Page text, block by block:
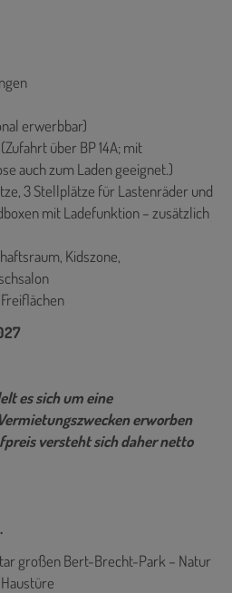
erwerbbar)
über BP 14A; mit
auch zum Laden geeignet.)
3 Stellplätze für Lastenräder und
mit Ladefunktion – zusätzlich
Kidszone,
es sich um eine
erworben
versteht sich daher netto
großen Bert-Brecht-Park – Natur